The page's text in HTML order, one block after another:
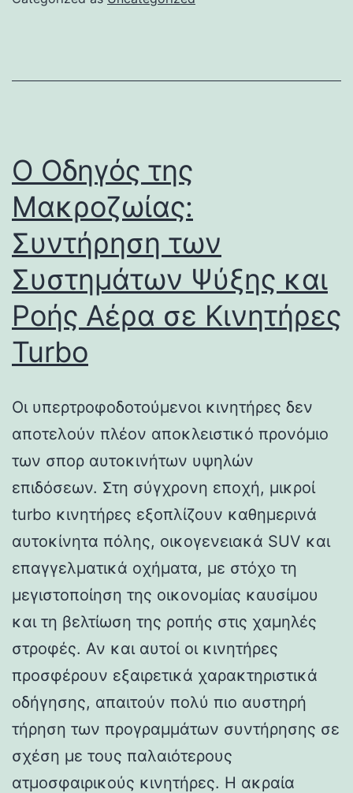
Ο Οδηγός της
Μακροζωίας:
Συντήρηση των
Συστημάτων Ψύξης και
Ροής Αέρα σε Κινητήρες
Turbo
Οι υπερτροφοδοτούμενοι κινητήρες δεν
αποτελούν πλέον αποκλειστικό προνόμιο
των σπορ αυτοκινήτων υψηλών
επιδόσεων. Στη σύγχρονη εποχή, μικροί
turbo κινητήρες εξοπλίζουν καθημερινά
αυτοκίνητα πόλης, οικογενειακά SUV και
επαγγελματικά οχήματα, με στόχο τη
μεγιστοποίηση της οικονομίας καυσίμου
και τη βελτίωση της ροπής στις χαμηλές
στροφές. Αν και αυτοί οι κινητήρες
προσφέρουν εξαιρετικά χαρακτηριστικά
οδήγησης, απαιτούν πολύ πιο αυστηρή
τήρηση των προγραμμάτων συντήρησης σε
σχέση με τους παλαιότερους
ατμοσφαιρικούς κινητήρες. Η ακραία